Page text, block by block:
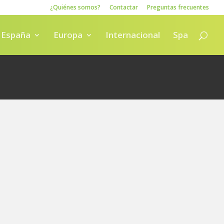
¿Quiénes somos? Contactar Preguntas frecuentes
España Europa Internacional Spa